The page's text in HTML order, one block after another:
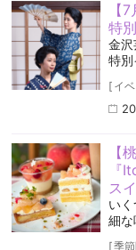
【
特
金
特別
[ イ
【
『
ス
い
細な
[季